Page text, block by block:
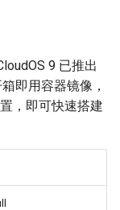
9 已推出
即用容器镜像，
，即可快速搭建